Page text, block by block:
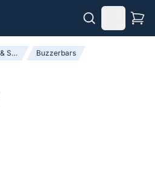
Rod Pods & Steunen Buzzerbars